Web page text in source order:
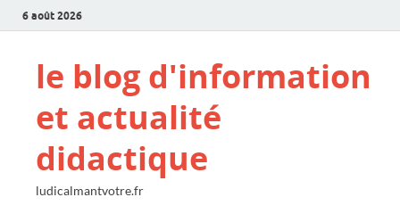
6 août 2026
le blog d'information
et actualité
didactique
ludicalmantvotre.fr